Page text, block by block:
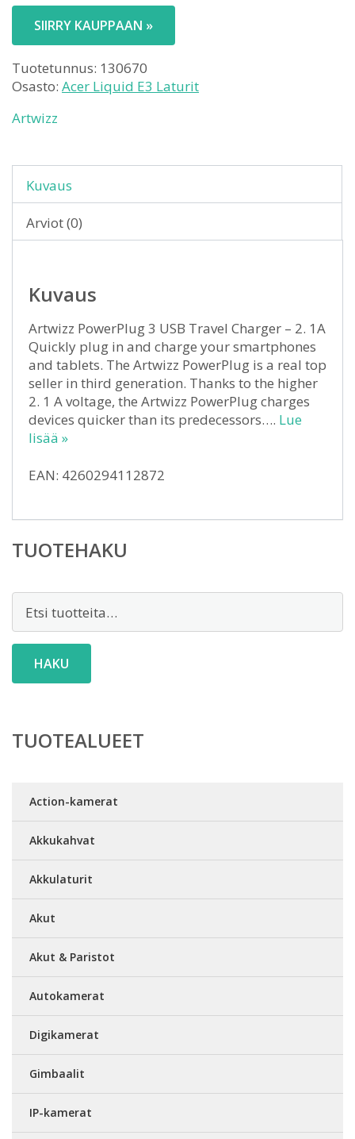
SIIRRY KAUPPAAN »
Tuotetunnus: 130670
Osasto: Acer Liquid E3 Laturit
Artwizz
Kuvaus
Arviot (0)
Kuvaus
Artwizz PowerPlug 3 USB Travel Charger – 2. 1A
Quickly plug in and charge your smartphones
and tablets. The Artwizz PowerPlug is a real top
seller in third generation. Thanks to the higher
2. 1 A voltage, the Artwizz PowerPlug charges
devices quicker than its predecessors…. Lue
lisää »
EAN: 4260294112872
TUOTEHAKU
HAKU
TUOTEALUEET
Action-kamerat
Akkukahvat
Akkulaturit
Akut
Akut & Paristot
Autokamerat
Digikamerat
Gimbaalit
IP-kamerat